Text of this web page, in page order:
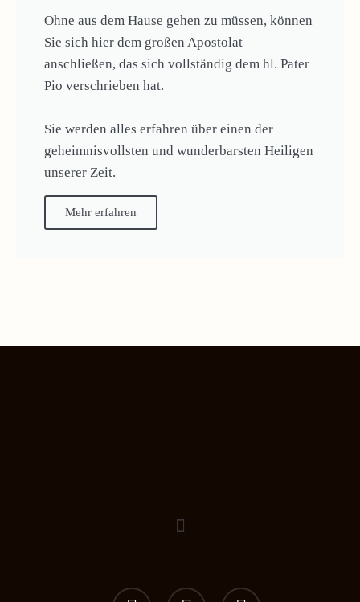
Ohne aus dem Hause gehen zu müssen, können
Sie sich hier dem großen Apostolat
anschließen, das sich vollständig dem hl. Pater
Pio verschrieben hat.
Sie werden alles erfahren über einen der
geheimnisvollsten und wunderbarsten Heiligen
unserer Zeit.
Mehr erfahren